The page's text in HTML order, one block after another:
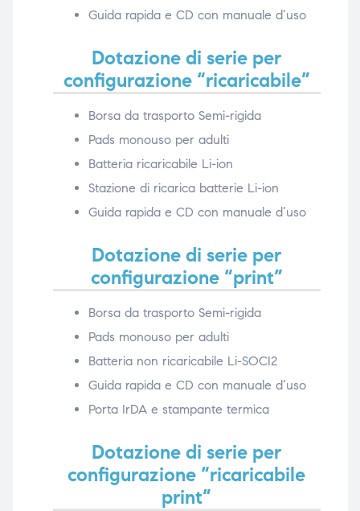
Guida rapida e CD con manuale d‘uso
Dotazione di serie per
configurazione “ricaricabile”
Borsa da trasporto Semi-rigida
Pads monouso per adulti
Batteria ricaricabile Li-ion
Stazione di ricarica batterie Li-ion
Guida rapida e CD con manuale d‘uso
Dotazione di serie per
configurazione “print”
Borsa da trasporto Semi-rigida
Pads monouso per adulti
Batteria non ricaricabile Li-SOCI2
Guida rapida e CD con manuale d‘uso
Porta IrDA e stampante termica
Dotazione di serie per
configurazione “ricaricabile
print”